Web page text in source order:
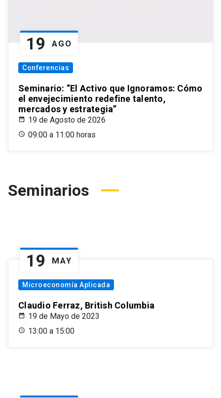
19 AGO
Conferencias
Seminario: “El Activo que Ignoramos: Cómo
el envejecimiento redefine talento,
mercados y estrategia”
19 de Agosto de 2026
09:00 a 11:00 horas
Seminarios
19 MAY
Microeconomía Aplicada
Claudio Ferraz, British Columbia
19 de Mayo de 2023
13:00 a 15:00